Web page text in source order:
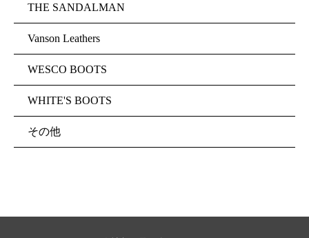
THE SANDALMAN
Vanson Leathers
WESCO BOOTS
WHITE'S BOOTS
その他